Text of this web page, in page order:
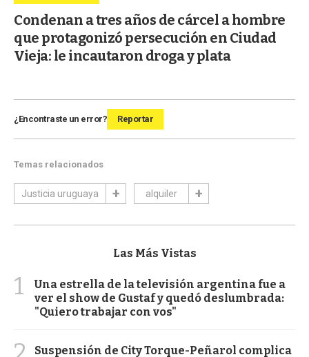
Condenan a tres años de cárcel a hombre
que protagonizó persecución en Ciudad
Vieja: le incautaron droga y plata
¿Encontraste un error? Reportar
Temas relacionados
Justicia uruguaya alquiler
Las Más Vistas
1
Una estrella de la televisión argentina fue a
ver el show de Gustaf y quedó deslumbrada:
"Quiero trabajar con vos"
Suspensión de City Torque-Peñarol complica